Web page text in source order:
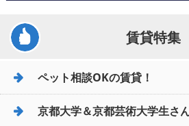
賃貸特集
ペット相談OKの賃貸！
京都大学＆京都芸術大学生さ